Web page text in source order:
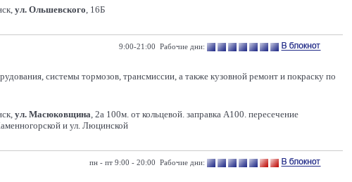
ул. Ольшевского, 16Б
9:00-21:00 Рабочие дни:
системы тормозов, трансмиссии, а также кузовной ремонт и покраску по
ул. Масюковщина, 2а 100м. от кольцевой. заправка А100. пересечение
и ул. Люцинской
пн - пт 9:00 - 20:00 Рабочие дни: